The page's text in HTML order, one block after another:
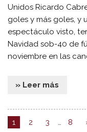
Unidos Ricardo
goles y más goles, y
espectáculo visto,
Navidad sob-40 de
noviembre en las
» Leer más
1 2 3 … 8